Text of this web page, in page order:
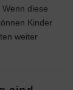
diese
Kinder
weiter